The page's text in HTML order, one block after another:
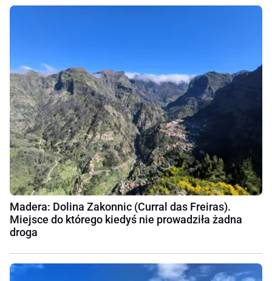
Madera: Dolina Zakonnic (Curral das Freiras).
Miejsce do którego kiedyś nie prowadziła żadna
droga